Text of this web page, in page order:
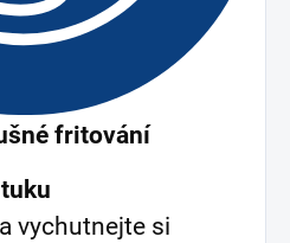
fritování
vychutnejte si